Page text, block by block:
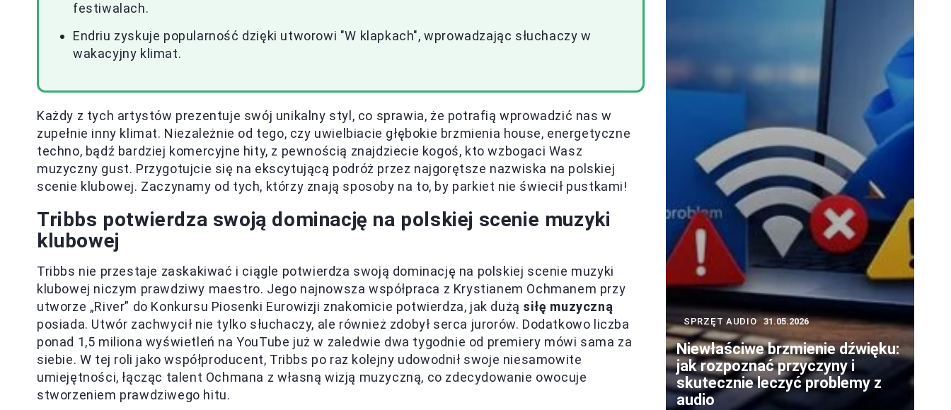
festiwalach.
Endriu zyskuje popularność dzięki utworowi "W klapkach", wprowadzając słuchaczy w
wakacyjny klimat.
Każdy z tych artystów prezentuje swój unikalny styl, co sprawia, że potrafią wprowadzić nas w
zupełnie inny klimat. Niezależnie od tego, czy uwielbiacie głębokie brzmienia house, energetyczne
techno, bądź bardziej komercyjne hity, z pewnością znajdziecie kogoś, kto wzbogaci Wasz
muzyczny gust. Przygotujcie się na ekscytującą podróż przez najgorętsze nazwiska na polskiej
scenie klubowej. Zaczynamy od tych, którzy znają sposoby na to, by parkiet nie świecił pustkami!
Tribbs potwierdza swoją dominację na polskiej scenie muzyki
klubowej
Tribbs nie przestaje zaskakiwać i ciągle potwierdza swoją dominację na polskiej scenie muzyki
klubowej niczym prawdziwy maestro. Jego najnowsza współpraca z Krystianem Ochmanem przy
utworze „River” do Konkursu Piosenki Eurowizji znakomicie potwierdza, jak dużą siłę muzyczną
posiada. Utwór zachwycił nie tylko słuchaczy, ale również zdobył serca jurorów. Dodatkowo liczba
ponad 1,5 miliona wyświetleń na YouTube już w zaledwie dwa tygodnie od premiery mówi sama za
siebie. W tej roli jako współproducent, Tribbs po raz kolejny udowodnił swoje niesamowite
umiejętności, łącząc talent Ochmana z własną wizją muzyczną, co zdecydowanie owocuje
stworzeniem prawdziwego hitu.
SPRZĘT AUDIO 31.05.2026
Niewłaściwe brzmienie dźwięku:
jak rozpoznać przyczyny i
skutecznie leczyć problemy z
audio